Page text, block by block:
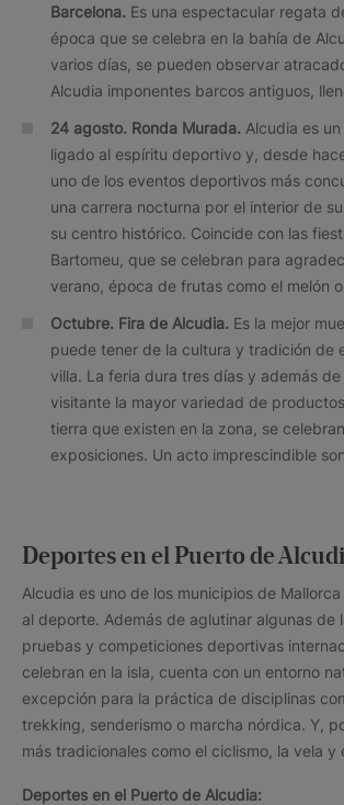
Barcelona. Es una espectacular regata
época que se celebra en la bahía de
varios días, se pueden observar
Alcudia imponentes barcos antiguos,
24 agosto. Ronda Murada. Alcudia es
ligado al espíritu deportivo y, desde
uno de los eventos deportivos más
una carrera nocturna por el interior de
su centro histórico. Coincide con las
Bartomeu, que se celebran para
verano, época de frutas como el melón
Octubre. Fira de Alcudia. Es la mejor
puede tener de la cultura y tradición de
villa. La feria dura tres días y además
visitante la mayor variedad de
tierra que existen en la zona, se
exposiciones. Un acto imprescindible
Deportes en el Puerto de
Alcudia es uno de los municipios de
al deporte. Además de aglutinar algunas de
pruebas y competiciones deportivas
celebran en la isla, cuenta con un entorno
excepción para la práctica de disciplinas
trekking, senderismo o marcha nórdica. Y,
más tradicionales como el ciclismo, la vela y
Deportes en el Puerto de Alcudia: